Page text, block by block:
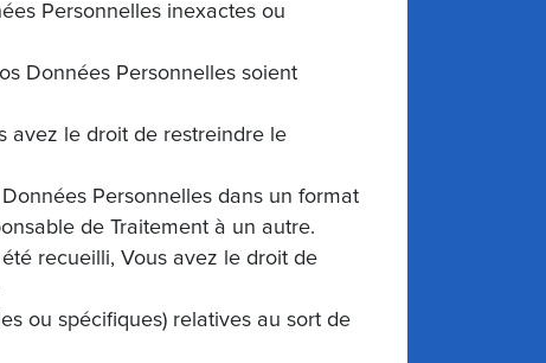
Personnelles inexactes ou
Données Personnelles soient
avez le droit de restreindre le
Personnelles dans un format
de Traitement à un autre.
recueilli, Vous avez le droit de
ou spécifiques) relatives au sort de